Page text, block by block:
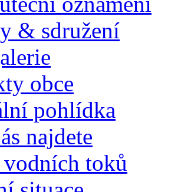
& sdružení
obce
pohlídka
najdete
toků